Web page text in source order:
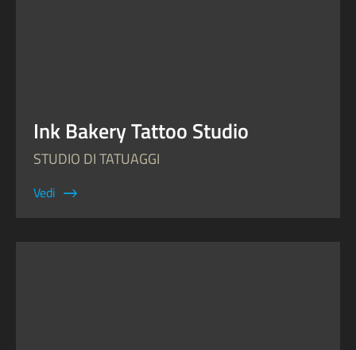
Ink Bakery Tattoo Studio
STUDIO DI TATUAGGI
Vedi